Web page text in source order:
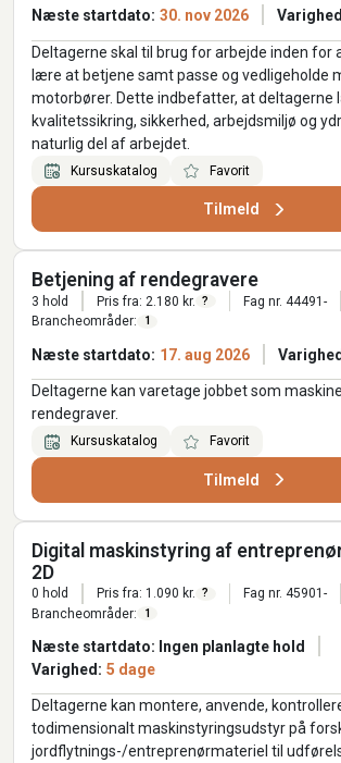
Næste startdato: 30. nov 2026
Deltagerne skal til brug for arbejde inden
lære at betjene samt passe og vedligeholde
motorbører. Dette indbefatter, at deltagerne
kvalitetssikring, sikkerhed, arbejdsmiljø og
naturlig del af arbejdet.
Kursuskatalog Favorit
Tilmeld
Betjening af rendegravere
3 hold Pris fra: 2.180 kr. ?
Fag nr. 44491-
Brancheområder:
1
Næste startdato: 17. aug 2026
Deltagerne kan varetage jobbet som
rendegraver.
Kursuskatalog Favorit
Tilmeld
Digital maskinstyring af
2D
0 hold Pris fra: 1.090 kr. ?
Fag nr. 45901-
Brancheområder:
1
Næste startdato: Ingen planlagte hold
Varighed: 5 dage
Deltagerne kan montere, anvende,
todimensionalt maskinstyringsudstyr på
jordflytnings-/entreprenørmateriel til